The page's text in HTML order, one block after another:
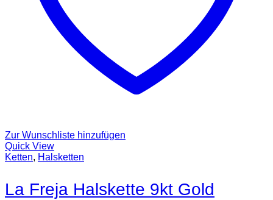
Zur Wunschliste hinzufügen
Quick View
Ketten, Halsketten
La Freja Halskette 9kt Gold